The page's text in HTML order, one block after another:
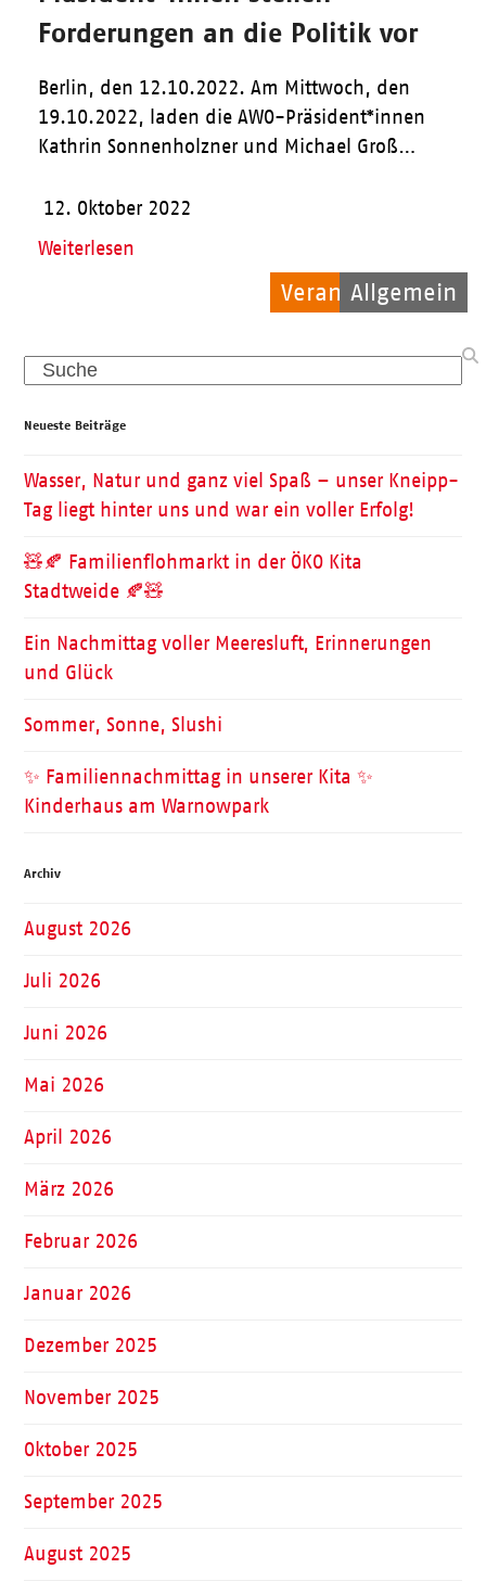
Allgemein
Veranstaltungen
Allgemein
Forderungen an die Politik vor
Berlin, den 12.10.2022. Am Mittwoch, den
19.10.2022, laden die AWO-Präsident*innen
Kathrin Sonnenholzner und Michael Groß…
12. Oktober 2022
Weiterlesen
Search
Neueste Beiträge
Wasser, Natur und ganz viel Spaß – unser Kneipp-
Tag liegt hinter uns und war ein voller Erfolg!
🧸🍂 Familienflohmarkt in der ÖKO Kita
Stadtweide 🍂🧸
Ein Nachmittag voller Meeresluft, Erinnerungen
und Glück
Sommer, Sonne, Slushi
✨ Familiennachmittag in unserer Kita ✨
Kinderhaus am Warnowpark
Archiv
August 2026
Juli 2026
Juni 2026
Mai 2026
April 2026
März 2026
Februar 2026
Januar 2026
Dezember 2025
November 2025
Oktober 2025
September 2025
August 2025